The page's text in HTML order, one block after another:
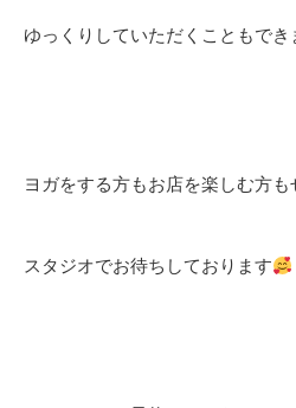
ゆっくりしていただくこともでき
ヨガをする方もお店を楽しむ方
スタジオでお待ちしております